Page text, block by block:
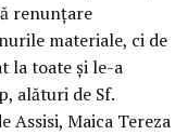
renunțare
materiale, ci de
la toate și le-a
alături de Sf.
Assisi, Maica Tereza